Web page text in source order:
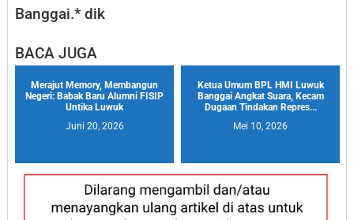
Banggai.* dik
BACA JUGA
Merajut Memory, Membangun
Negeri: Babak Baru Alumni FISIP
Untika Luwuk
Juni 20, 2026
Ketua Umum BPL HMI Luwuk
Banggai Angkat Suara, Kecam
Dugaan Tindakan Repres...
Mei 10, 2026